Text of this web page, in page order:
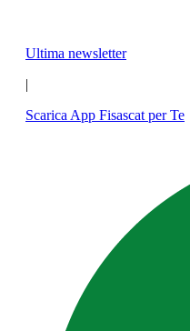
Ultima newsletter
|
Scarica App Fisascat per Te